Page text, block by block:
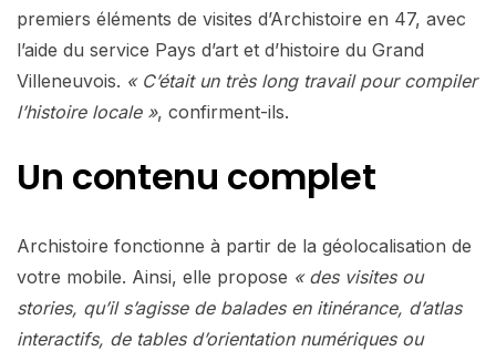
premiers éléments de visites d’Archistoire en 47, avec
l’aide du service Pays d’art et d’histoire du Grand
Villeneuvois. « C’était un très long travail pour compiler
l’histoire locale », confirment-ils.
Un contenu complet
Archistoire fonctionne à partir de la géolocalisation de
votre mobile. Ainsi, elle propose « des visites ou
stories, qu’il s’agisse de balades en itinérance, d’atlas
interactifs, de tables d’orientation numériques ou